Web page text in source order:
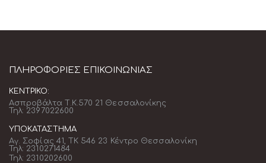
ΠΛΗΡΟΦΟΡΊΕΣ ΕΠΙΚΟΙΝΩΝΊΑΣ
ΚΕΝΤΡΙΚΌ:
Ασπροβάλτα Τ.Κ.570 21 Θεσσαλονίκης
Τηλ: 2397022600
ΥΠΟΚΑΤΆΣΤΗΜΑ
Αγ. Σοφίας 41, ΤΚ 546 23 Κέντρο Θεσσαλονίκη
Τηλ: 2310271484
Τηλ: 2310202600